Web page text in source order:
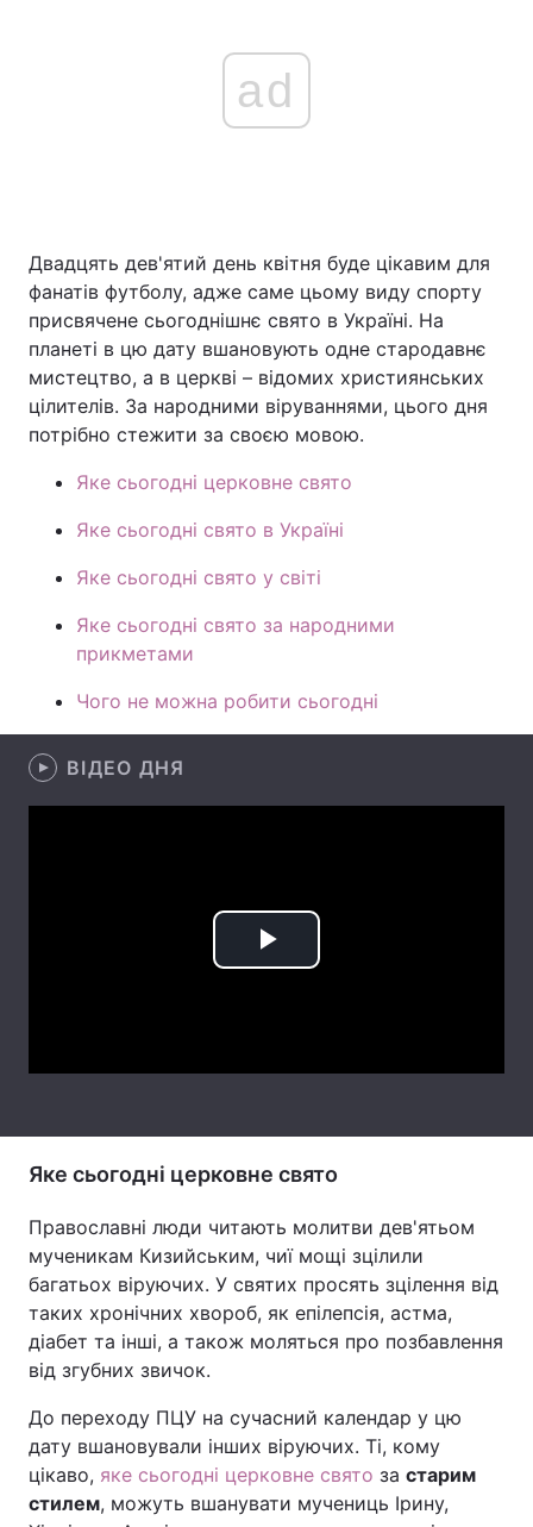
Головна Війна
Політика
Економіка Світ
Спорт Наука
Здоров'я Туризм
Цікавинки Погода
Тема оформлення
ad
Двадцять дев'ятий день квітня буде цікавим для
фанатів футболу, адже саме цьому виду спорту
присвячене сьогоднішнє свято в Україні. На
планеті в цю дату вшановують одне стародавнє
мистецтво, а в церкві – відомих християнських
цілителів. За народними віруваннями, цього дня
потрібно стежити за своєю мовою.
Яке сьогодні церковне свято
Яке сьогодні свято в Україні
Яке сьогодні свято у світі
Яке сьогодні свято за народними
прикметами
Чого не можна робити сьогодні
ВІДЕО ДНЯ
Play
Яке сьогодні церковне свято
Православні люди читають молитви дев'ятьом
мученикам Кизийським, чиї мощі зцілили
багатьох віруючих. У святих просять зцілення від
таких хронічних хвороб, як епілепсія, астма,
діабет та інші, а також моляться про позбавлення
від згубних звичок.
До переходу ПЦУ на сучасний календар у цю
дату вшановували інших віруючих. Ті, кому
цікаво, яке сьогодні церковне свято за старим
стилем, можуть вшанувати мучениць Ірину,